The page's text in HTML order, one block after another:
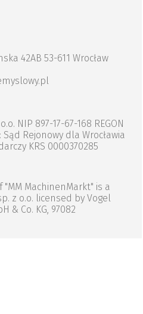
42AB 53-611 Wrocław
NIP 897-17-67-168 REGON
Rejonowy dla Wrocławia
KRS 0000370285
MachinenMarkt" is a
z o.o. licensed by Vogel
& Co. KG, 97082